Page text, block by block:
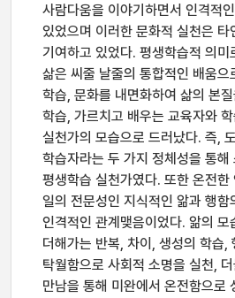
사람다움을 이야기하면서 인격적
있었으며 이러한 문화적 실천은 타
기여하고 있었다. 평생학습적 의미
삶은 씨줄 날줄의 통합적인 배움으
학습, 문화를 내면화하여 삶의 본
학습, 가르치고 배우는 교육자와
실천가의 모습으로 드러났다. 즉,
학습자라는 두 가지 정체성을 통해
평생학습 실천가였다. 또한 온전
일의 전문성인 지식적인 앎과 행함
인격적인 관계맺음이었다. 앎의 모
더해가는 반복, 차이, 생성의 학습,
탁월함으로 사회적 소명을 실천,
만남을 통해 미완에서 온전함으로